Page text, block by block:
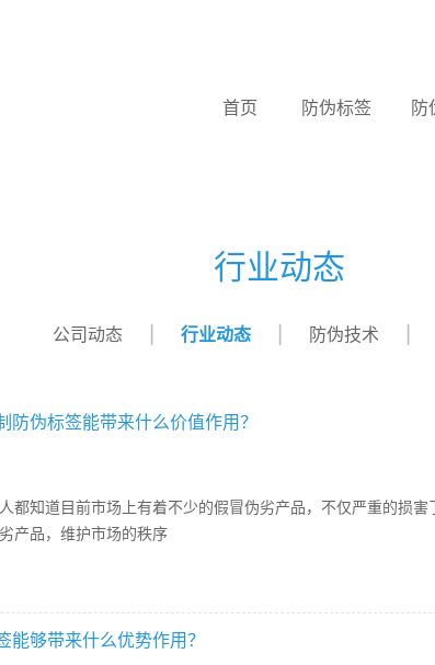
首页 防伪标签 防
行业动态
公司动态 行业动态 防伪技术
防伪标签能带来什么价值作用？
知道目前市场上有着不少的假冒伪劣产品，不仅严重的损害
产品，维护市场的秩序
能够带来什么优势作用？